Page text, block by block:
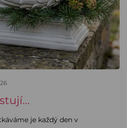
je každý den v